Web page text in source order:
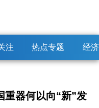
注 热点专题 经
重器何以向“新”发